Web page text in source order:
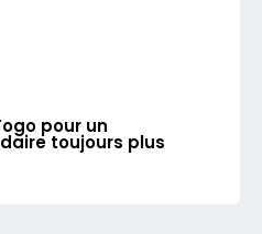
pour un
toujours plus